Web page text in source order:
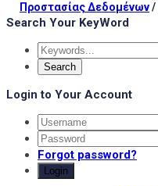
Προστασίας Δεδομένων/
Search Your KeyWord
Login to Your Account
Forgot password?
Login